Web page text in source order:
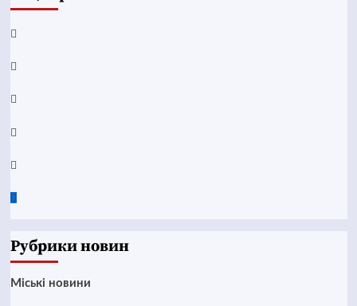
Facebook
YouTube
Telegram
Instagram
Twitter
Google
Рубрики новин
Mіські новини